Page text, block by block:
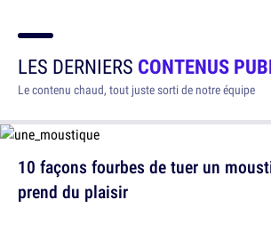
LES DERNIERS CONTENUS
Le contenu chaud, tout juste sorti de notre équipe
10 façons fourbes de tuer un
prend du plaisir